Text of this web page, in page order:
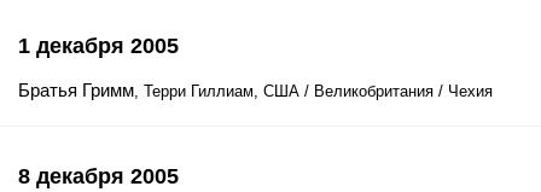
1 декабря 2005
Братья Гримм, Терри Гиллиам, США / Великобритания / Чехия
8 декабря 2005